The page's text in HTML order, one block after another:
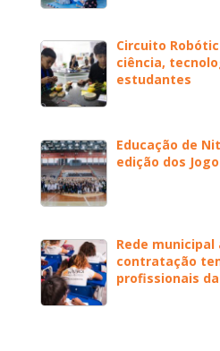
Circuito
ciência,
estudantes
Educação de
edição dos
Rede
contratação
profissionais